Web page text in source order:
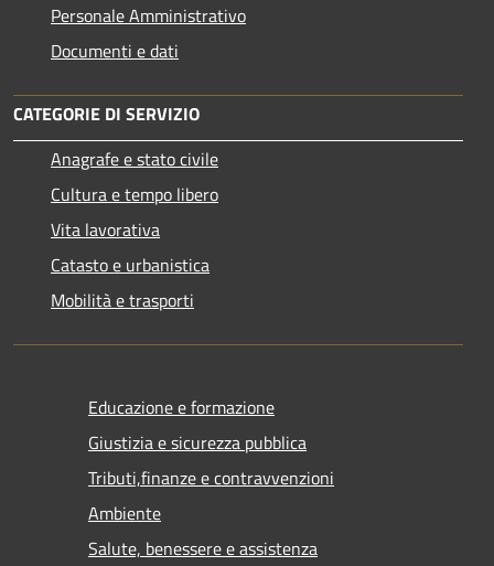
Personale Amministrativo
Documenti e dati
CATEGORIE DI SERVIZIO
Anagrafe e stato civile
Cultura e tempo libero
Vita lavorativa
Catasto e urbanistica
Mobilità e trasporti
Educazione e formazione
Giustizia e sicurezza pubblica
Tributi,finanze e contravvenzioni
Ambiente
Salute, benessere e assistenza